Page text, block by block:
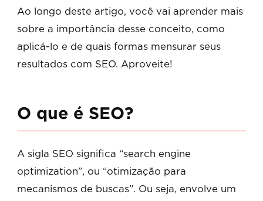
Ao longo deste artigo, você vai aprender mais
sobre a importância desse conceito, como
aplicá-lo e de quais formas mensurar seus
resultados com SEO. Aproveite!
O que é SEO?
A sigla SEO significa “search engine
optimization”, ou “otimização para
mecanismos de buscas”. Ou seja, envolve um